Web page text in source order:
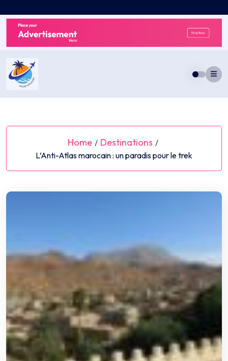
to
content
Home / Destinations /
L’Anti-Atlas marocain : un paradis pour le trek